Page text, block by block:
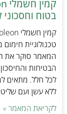
בטוח וחסכוני
טכנולוגיית
המאמר סוקר את
הבטיחות
לכל חלל. מתאים
ללא עשן ועם
לקריאת המאמר »